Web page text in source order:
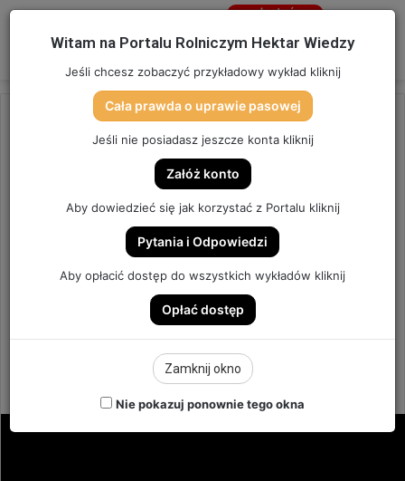
Menu
Jesteś
Strona główna/OSTATNIO DODANE
ZAPOWIEDŹ | CHWASTY W
ZIEMNIAKACH – PIERWSZY
RAZ NA HEKTAR WIEDZY. |
ODCINEK #69
an
2 maja 2021 3
Witam na Portalu Rolniczym Hektar Wiedzy
Jeśli chcesz zobaczyć przykładowy wykład kliknij
Cała prawda o uprawie pasowej
Jeśli nie posiadasz jeszcze konta kliknij
Załóż konto
Aby dowiedzieć się jak korzystać z Portalu kliknij
Pytania i Odpowiedzi
Aby opłacić dostęp do wszystkich wykładów kliknij
Opłać dostęp
Zamknij okno
Nie pokazuj ponownie tego okna